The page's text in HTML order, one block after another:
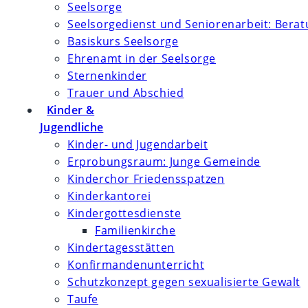
Seelsorge
Seelsorgedienst und Seniorenarbeit:
Basiskurs Seelsorge
Ehrenamt in der Seelsorge
Sternenkinder
Trauer und Abschied
Kinder &
Jugendliche
Kinder- und Jugendarbeit
Erprobungsraum: Junge Gemeinde
Kinderchor Friedensspatzen
Kinderkantorei
Kindergottesdienste
Familienkirche
Kindertagesstätten
Konfirmanden­unterricht
Schutzkonzept gegen sexualisierte Gewalt
Taufe